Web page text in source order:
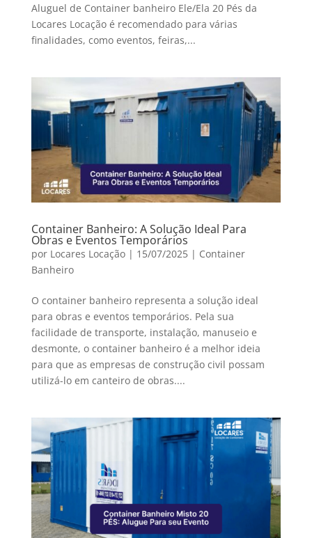
Aluguel de Container banheiro Ele/Ela 20 Pés da
Locares Locação é recomendado para várias
finalidades, como eventos, feiras,...
Container Banheiro: A Solução Ideal Para
Obras e Eventos Temporários
por Locares Locação| 15/07/2025| Container
Banheiro
O container banheiro representa a solução ideal
para obras e eventos temporários. Pela sua
facilidade de transporte, instalação, manuseio e
desmonte, o container banheiro é a melhor ideia
para que as empresas de construção civil possam
utilizá-lo em canteiro de obras....